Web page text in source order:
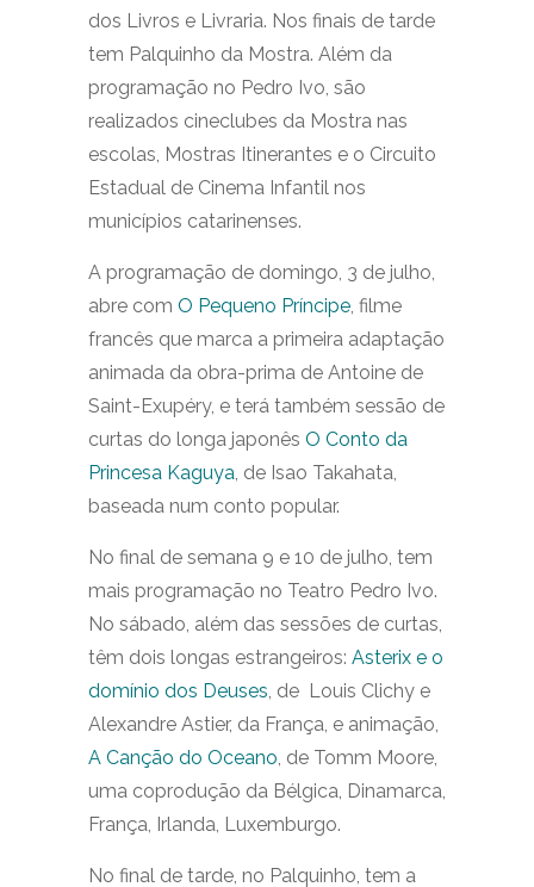
dos Livros e Livraria. Nos finais de tarde
tem Palquinho da Mostra. Além da
programação no Pedro Ivo, são
realizados cineclubes da Mostra nas
escolas, Mostras Itinerantes e o Circuito
Estadual de Cinema Infantil nos
municípios catarinenses.
A programação de domingo, 3 de julho,
abre com O Pequeno Príncipe , filme
francês que marca a primeira adaptação
animada da obra-prima de Antoine de
Saint-Exupéry, e terá também sessão de
curtas do longa japonês O Conto da
Princesa Kaguya , de Isao Takahata,
baseada num conto popular.
No final de semana 9 e 10 de julho, tem
mais programação no Teatro Pedro Ivo.
No sábado, além das sessões de curtas,
têm dois longas estrangeiros: Asterix e o
domínio dos Deuses , de Louis Clichy e
Alexandre Astier, da França, e animação,
A Canção do Oceano , de Tomm Moore,
uma coprodução da Bélgica, Dinamarca,
França, Irlanda, Luxemburgo.
No final de tarde, no Palquinho, tem a